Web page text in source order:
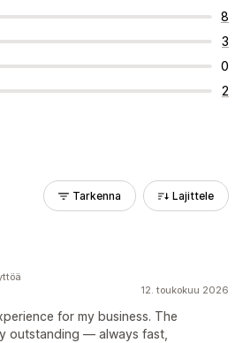
8
3
0
2
Tarkenna Lajittele
12. toukokuu 2026
for my business. The
outstanding — always fast,